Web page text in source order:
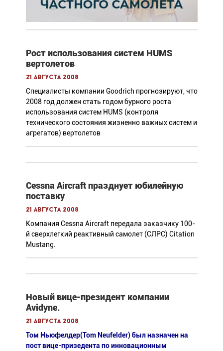
Рост использования систем HUMS
вертолетов
21 августа 2008
Специалисты компании Goodrich прогнозируют, что
2008 год должен стать годом бурного роста
использования систем HUMS (контроля
технического состояния жизненно важных систем и
агрегатов) вертолетов
Cessna Aircraft празднует юбилейную
поставку
21 августа 2008
Компания Cessna Aircraft передала заказчику 100-
й сверхлегкий реактивный самолет (СЛРС) Citation
Mustang.
Новый вице-президент компании
Avidyne.
21 августа 2008
Том Ньюфелдер(Tom Neufelder) был назначен на
пост вице-призедента по инновационным